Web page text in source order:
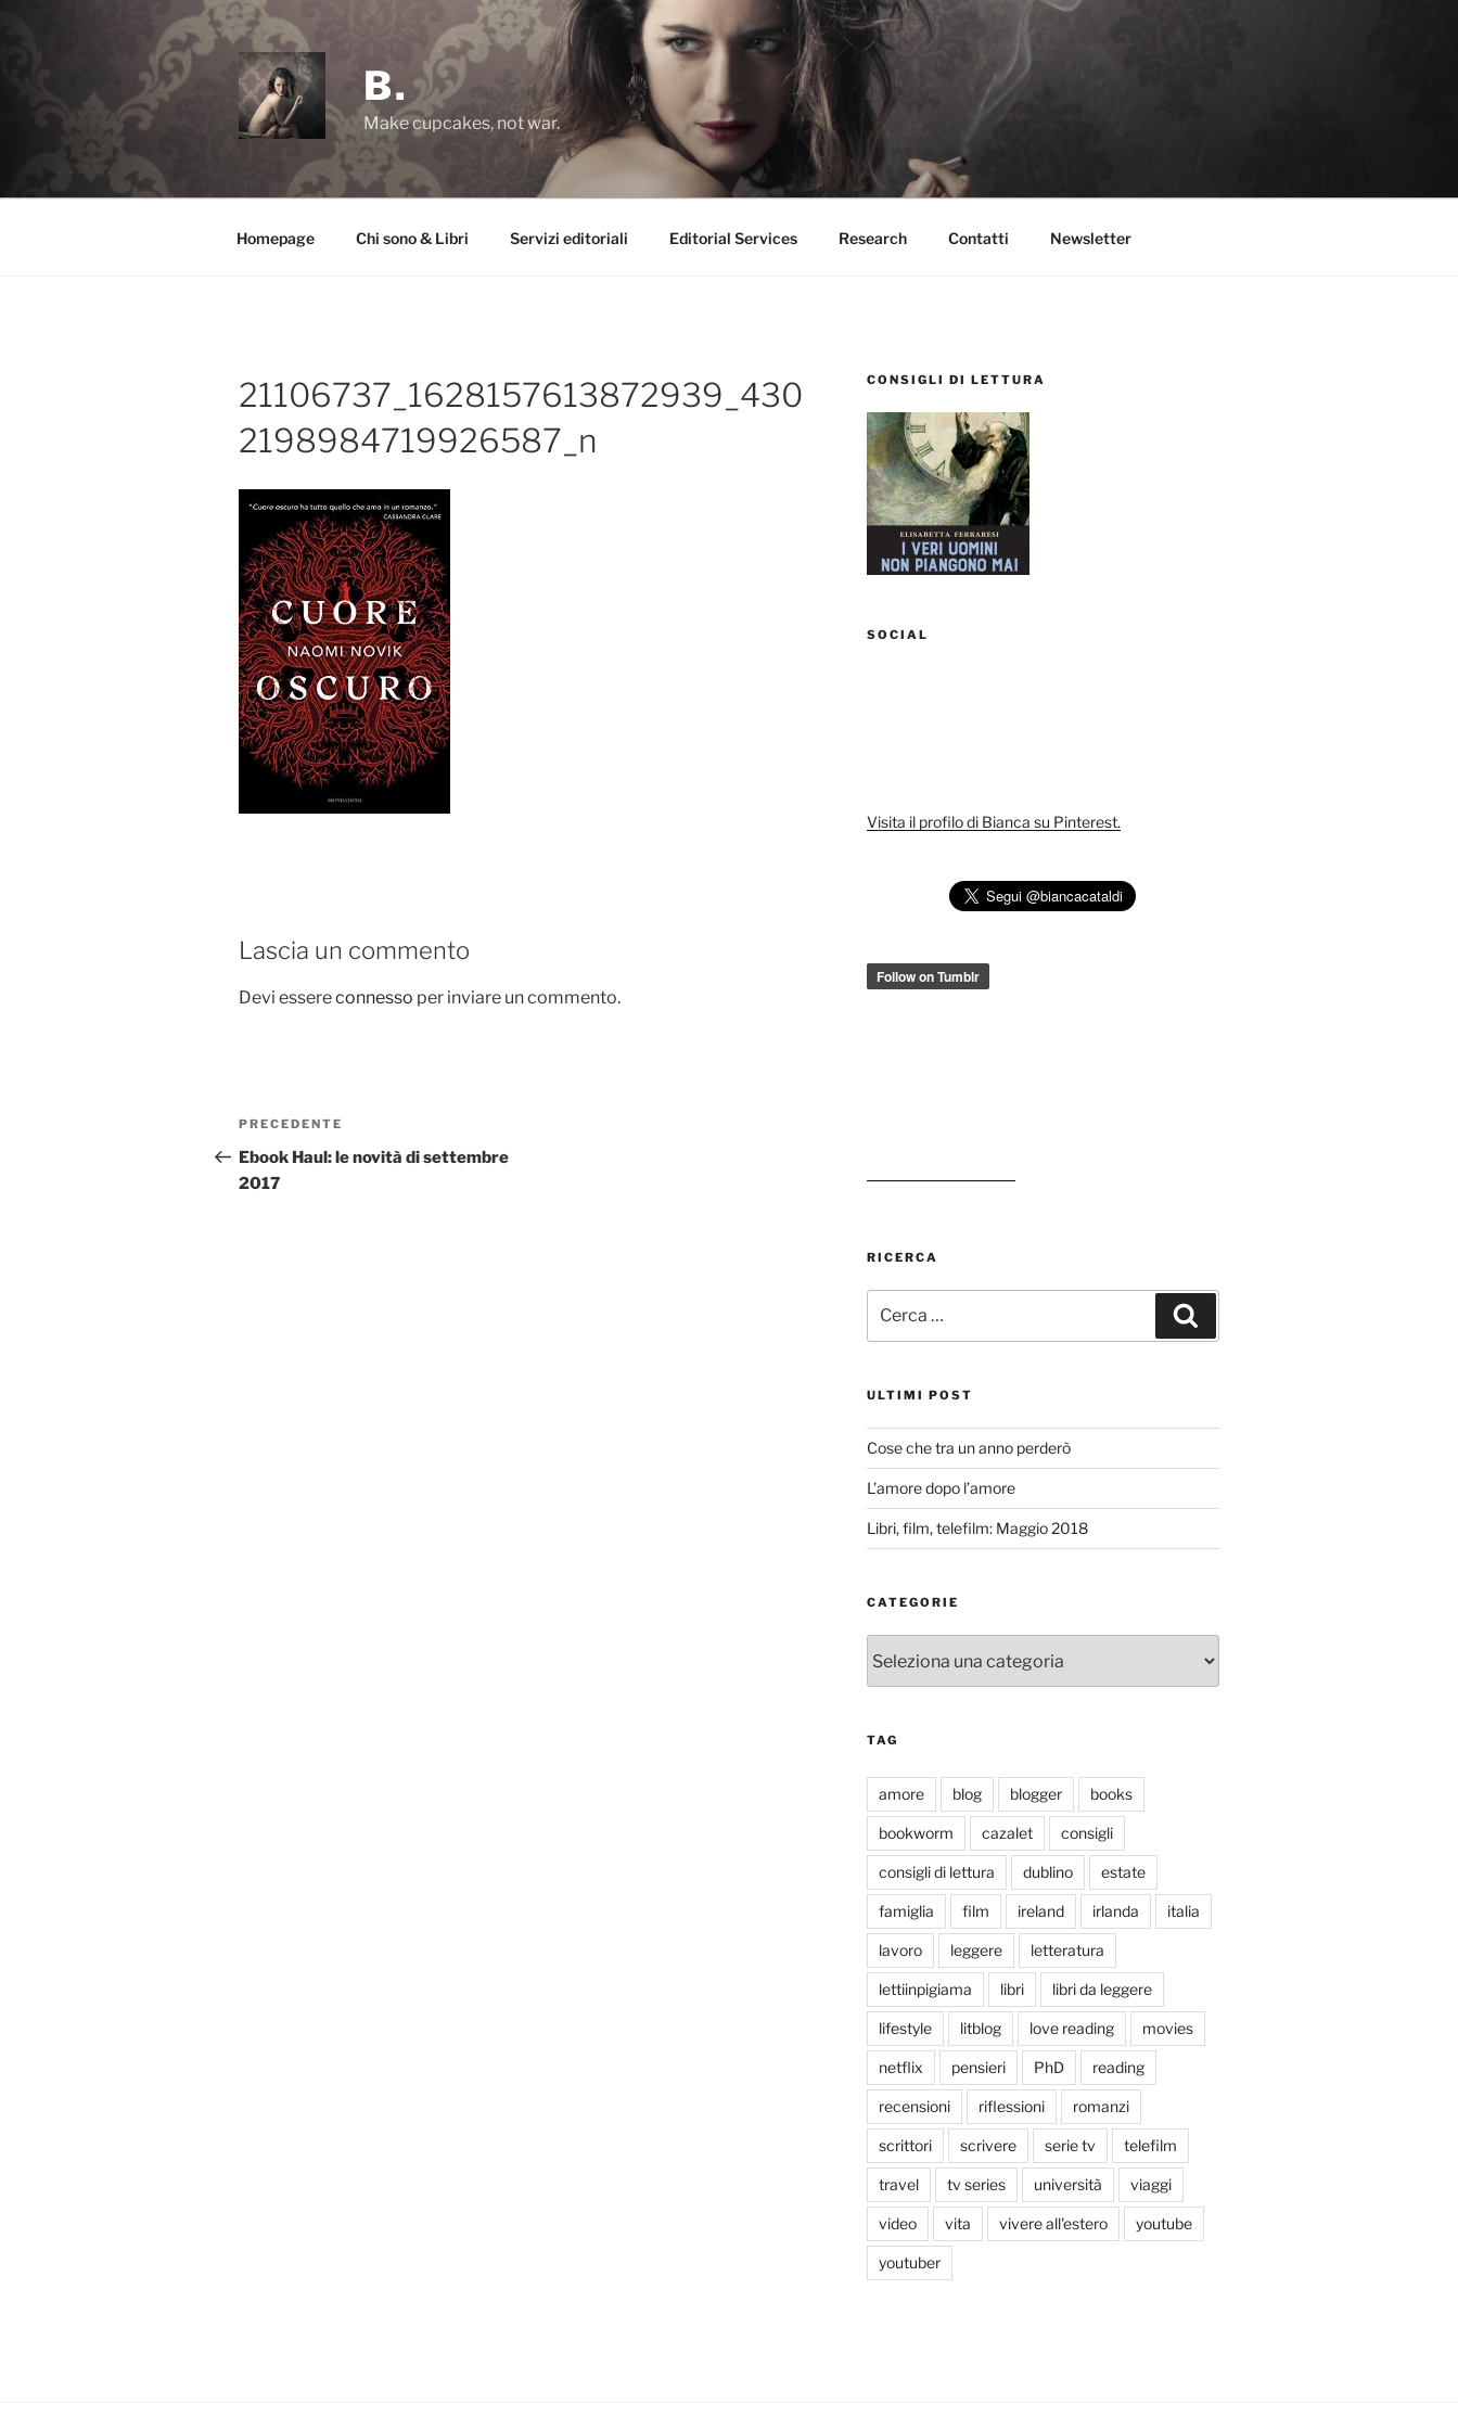
B.
Make cupcakes, not war.
Homepage Chi sono & Libri Servizi editoriali Editorial Services Research Contatti Newsletter
21106737_1628157613872939_430
2198984719926587_n
Lascia un commento
Devi essereconnesso per inviare un commento.
Navigazione
articoli
Articolo
precedente:
PRECEDENTE
Ebook Haul: le novità di settembre
2017
CONSIGLI DI LETTURA
SOCIAL
Visita il profilo di Bianca su Pinterest.
RICERCA
ULTIMI POST
Cose che tra un anno perderò
L’amore dopo l’amore
Libri, film, telefilm: Maggio 2018
CATEGORIE
TAG
amore blog blogger books
bookworm cazalet consigli
consigli di lettura dublino estate
famiglia film ireland irlanda italia
lavoro leggere letteratura
lettiinpigiama libri libri da leggere
lifestyle litblog love reading movies
netflix pensieri PhD reading
recensioni riflessioni romanzi
scrittori scrivere serie tv telefilm
travel tv series università viaggi
video vita vivere all'estero youtube
youtuber